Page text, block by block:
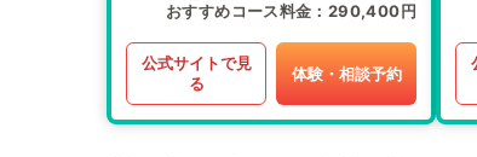
おすすめコース料金 290,400円
公式サイトで見
る
体験・相談予約